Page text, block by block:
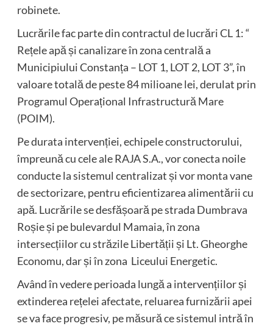
robinete.
Lucrările fac parte din contractul de lucrări CL 1: “
Rețele apă și canalizare în zona centrală a
Municipiului Constanța – LOT 1, LOT 2, LOT 3”, în
valoare totală de peste 84 milioane lei, derulat prin
Programul Operațional Infrastructură Mare
(POIM).
Pe durata intervenției, echipele constructorului,
împreună cu cele ale RAJA S.A., vor conecta noile
conducte la sistemul centralizat și vor monta vane
de sectorizare, pentru eficientizarea alimentării cu
apă. Lucrările se desfășoară pe strada Dumbrava
Roșie și pe bulevardul Mamaia, în zona
intersecțiilor cu străzile Libertății și Lt. Gheorghe
Economu, dar și în zona Liceului Energetic.
Având în vedere perioada lungă a intervențiilor și
extinderea rețelei afectate, reluarea furnizării apei
se va face progresiv, pe măsură ce sistemul intră în